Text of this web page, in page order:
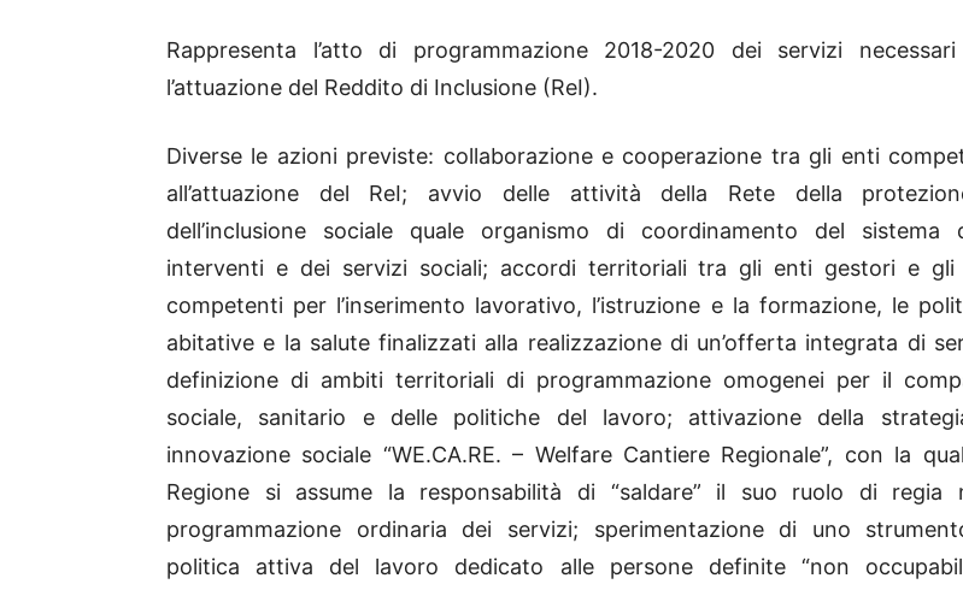
Rappresenta l’atto di programmazione 2018-2020 dei servizi
l’attuazione del Reddito di Inclusione (ReI).
Diverse le azioni previste: collaborazione e cooperazione tra gli enti
all’attuazione del ReI; avvio delle attività della Rete della
dell’inclusione sociale quale organismo di coordinamento del sistema
interventi e dei servizi sociali; accordi territoriali tra gli enti gestori e gli
competenti per l’inserimento lavorativo, l’istruzione e la formazione, le
abitative e la salute finalizzati alla realizzazione di un’offerta integrata di
definizione di ambiti territoriali di programmazione omogenei per il
sociale, sanitario e delle politiche del lavoro; attivazione della
innovazione sociale “WE.CA.RE. – Welfare Cantiere Regionale”, con la
Regione si assume la responsabilità di “saldare” il suo ruolo di regia
programmazione ordinaria dei servizi; sperimentazione di uno
politica attiva del lavoro dedicato alle persone definite “non